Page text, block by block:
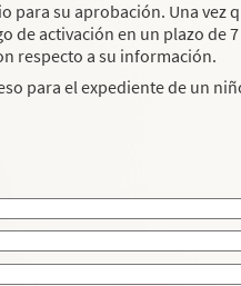
para su aprobación. Una vez
activación en un plazo de
respecto a su información.
para el expediente de un